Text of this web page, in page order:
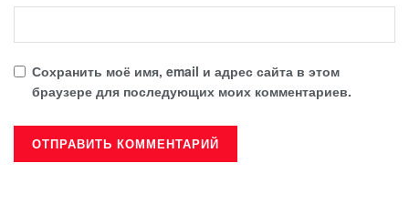
Сохранить моё имя, email и адрес сайта в этом
браузере для последующих моих комментариев.